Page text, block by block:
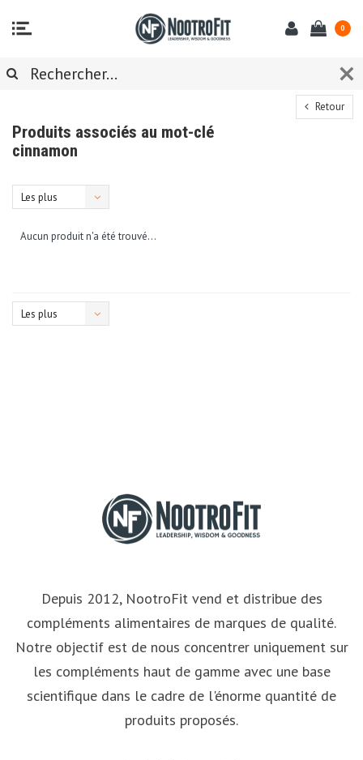
0
Retour
Produits associés au mot-clé
cinnamon
Les plus
Aucun produit n'a été trouvé...
Les plus
Depuis 2012, NootroFit vend et distribue des
compléments alimentaires de marques de qualité.
Notre objectif est de nous concentrer uniquement sur
les compléments haut de gamme avec une base
scientifique dans le cadre de l'énorme quantité de
produits proposés.